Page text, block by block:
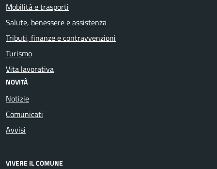
Mobilità e trasporti
Salute, benessere e assistenza
Tributi, finanze e contravvenzioni
Turismo
Vita lavorativa
NOVITÀ
Notizie
Comunicati
Avvisi
VIVERE IL COMUNE